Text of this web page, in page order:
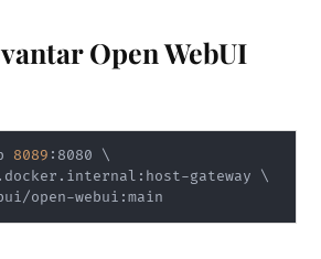
Open WebUI
8089 :8080 \
gateway \